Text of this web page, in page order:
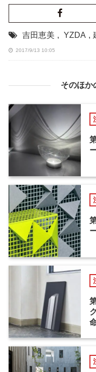
吉田恵美 , YZDA ,
2017/9/13 10:05
そのほか